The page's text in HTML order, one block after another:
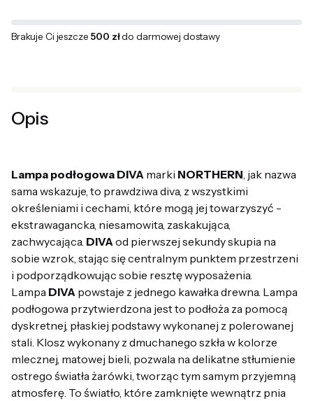
Brakuje Ci jeszcze 500 złdo darmowej dostawy
Opis
Lampa podłogowa DIVA marki NORTHERN, jak nazwa
sama wskazuje, to prawdziwa diva, z wszystkimi
określeniami i cechami, które mogą jej towarzyszyć -
ekstrawagancka, niesamowita, zaskakująca,
zachwycająca. DIVAod pierwszej sekundy skupia na
sobie wzrok, stając się centralnym punktem przestrzeni
i podporządkowując sobie resztę wyposażenia.
Lampa DIVA powstaje z jednego kawałka drewna. Lampa
podłogowa przytwierdzona jest to podłoża za pomocą
dyskretnej, płaskiej podstawy wykonanej z polerowanej
stali. Klosz wykonany z dmuchanego szkła w kolorze
mlecznej, matowej bieli, pozwala na delikatne stłumienie
ostrego światła żarówki, tworząc tym samym przyjemną
atmosferę. To światło, które zamknięte wewnątrz pnia